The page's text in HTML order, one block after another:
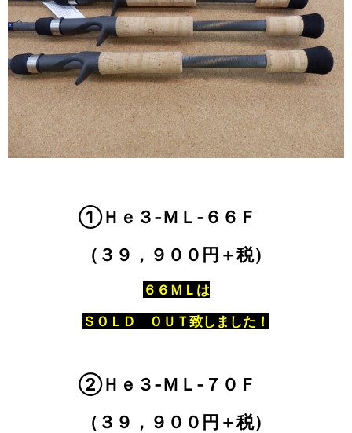
①Ｈｅ３‐ＭＬ‐６６Ｆ
（３９，９００円＋税）
６６ＭＬは
ＳＯＬＤ ＯＵＴ致しました！
②Ｈｅ３‐ＭＬ‐７０Ｆ
（３９，９００円＋税）